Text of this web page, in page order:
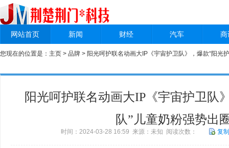
网站首页 新闻 财经 汽车
您现在的位置是： 主页 > 品牌 > 阳光呵护联名动画大IP《宇宙护卫队》，爆款“阳光
阳光呵护联名动画大IP《宇宙护卫队
队”儿童奶粉强势出
时间：2024-03-28 16:59 来源：未知 阅读次数： 复